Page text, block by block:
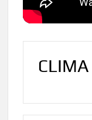
CLIMA